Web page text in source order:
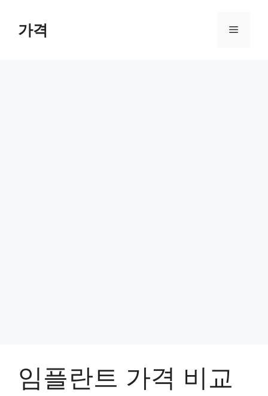
가격 메
임플란트 가격 비교